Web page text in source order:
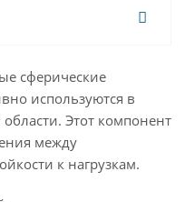
сферические
используются в
Этот компонент
между
к нагрузкам.